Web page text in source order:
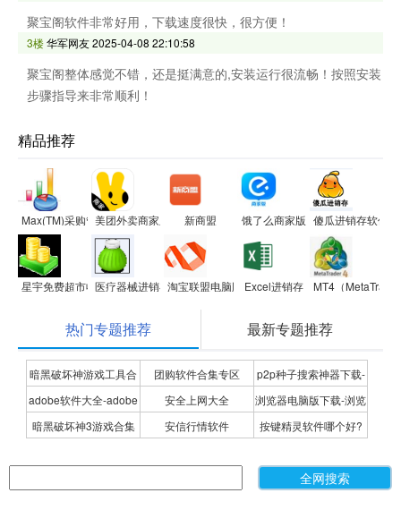
聚宝阁软件非常好用，下载速度很快，很方便！
3楼华军网友2025-04-08 22:10:58
聚宝阁整体感觉不错，还是挺满意的,安装运行很流畅！按照安装
步骤指导来非常顺利！
精品推荐
Max(TM)采购管理系统美团外卖商家版 新商盟 饿了么商家版 傻瓜进销存软件
星宇免费超市收银软件医疗器械进销存财务管理系统软件
淘宝联盟电脑版 Excel进销存 MT4（
热门专题推荐 最新专题推荐
暗黑破坏神游戏工具合
集
团购软件合集专区
p2p种子搜索神器下载-
P2P种子搜索神器专题
adobe软件大全-adobe
全系列软件下载-adobe
安全上网大全
浏览器电脑版下载-浏览
器下载合集
暗黑破坏神3游戏合集 安信行情软件
按键精灵软件哪个好?